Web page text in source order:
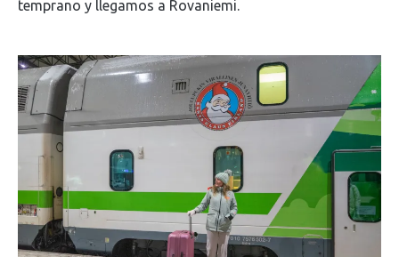
temprano y llegamos a Rovaniemi.